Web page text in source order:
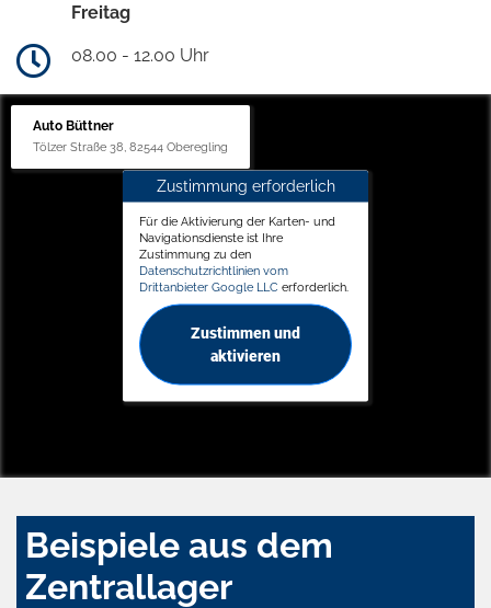
Freitag
08.00 - 12.00 Uhr
Auto Büttner
Tölzer Straße 38, 82544 Oberegling
Zustimmung erforderlich
Für die Aktivierung der Karten- und
Navigationsdienste ist Ihre
Zustimmung zu den
Datenschutzrichtlinien vom
Drittanbieter Google LLC erforderlich.
Zustimmen und
aktivieren
Beispiele aus dem
Zentrallager